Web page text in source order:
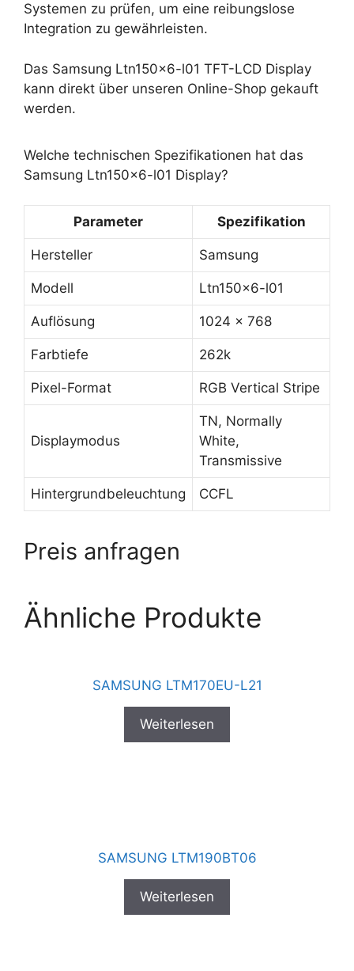
Systemen zu prüfen, um eine reibungslose
Integration zu gewährleisten.
Das Samsung Ltn150x6-l01 TFT-LCD Display
kann direkt über unseren Online-Shop gekauft
werden.
Welche technischen Spezifikationen hat das
Samsung Ltn150x6-l01 Display?
Parameter Spezifikation
Hersteller Samsung
Modell Ltn150x6-l01
Auflösung 1024 x 768
Farbtiefe 262k
Pixel-Format RGB Vertical Stripe
Displaymodus
TN, Normally
White,
Transmissive
Hintergrundbeleuchtung CCFL
Preis anfragen
Ähnliche Produkte
SAMSUNG LTM170EU-L21
Weiterlesen
SAMSUNG LTM190BT06
Weiterlesen